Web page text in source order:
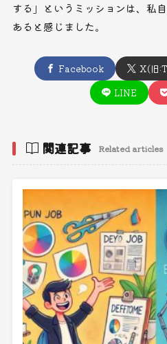
する」というミッションは、私
あると感じました。
Facebook X(旧
LINE
関連記事 Related articles